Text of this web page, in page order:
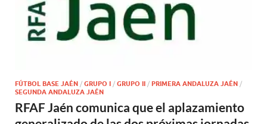
FÚTBOL BASE JAÉN / GRUPO I / GRUPO II / PRIMERA ANDALUZA JAÉN /
SEGUNDA ANDALUZA JAÉN
RFAF Jaén comunica que el aplazamiento